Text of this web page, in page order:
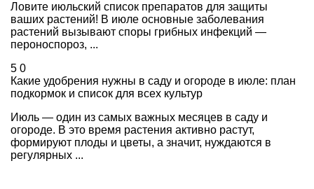
Ловите июльский список препаратов для защиты
ваших растений! В июле основные заболевания
растений вызывают споры грибных инфекций —
пероноспороз, ...
5 0
Какие удобрения нужны в саду и огороде в июле: план
подкормок и список для всех культур
Июль — один из самых важных месяцев в саду и
огороде. В это время растения активно растут,
формируют плоды и цветы, а значит, нуждаются в
регулярных ...